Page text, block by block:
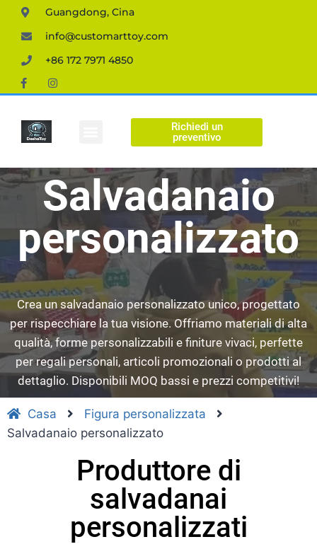
Guangdong, Cina
info@customarttoy.com
+86 172 7971 4850
Richiedi un
preventivo
Salvadanaio
personalizzato
Crea un salvadanaio personalizzato unico, progettato
per rispecchiare la tua visione. Offriamo materiali di alta
qualità, forme personalizzabili e finiture vivaci, perfette
per regali personali, articoli promozionali o prodotti al
dettaglio. Disponibili MOQ bassi e prezzi competitivi!
Casa
Figura personalizzata
Salvadanaio personalizzato
Produttore di
salvadanai
personalizzati